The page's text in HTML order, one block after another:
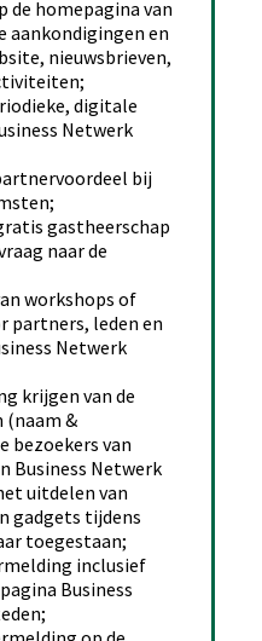
de homepagina van
aankondigingen en
nieuwsbrieven,
digitale
Netwerk
bij
gastheerschap
naar de
workshops of
partners, leden en
Netwerk
krijgen van de
(naam &
bezoekers van
Business Netwerk
uitdelen van
gadgets tijdens
toegestaan;
inclusief
Business